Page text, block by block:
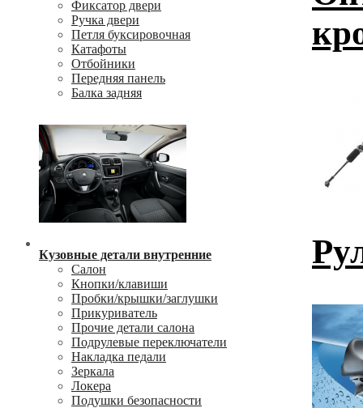
Фиксатор двери
Ручка двери
Петля буксировочная
Катафоты
Отбойники
Передняя панель
Балка задняя
Кузовные детали внутренние
Салон
Кнопки/клавиши
Пробки/крышки/заглушки
Прикуриватель
Прочие детали салона
Подрулевые переключатели
Накладка педали
Зеркала
Локера
Подушки безопасности